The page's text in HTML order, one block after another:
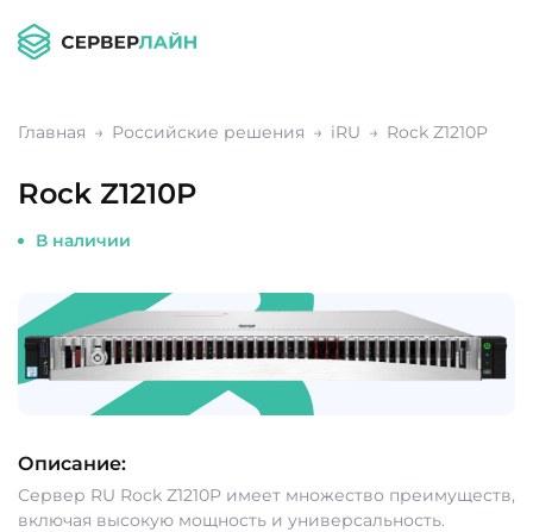
Главная Российские решения iRU Rock Z1210P
Rock Z1210P
В наличии
Описание:
Сервер RU Rock Z1210P имеет множество преимуществ,
включая высокую мощность и универсальность.